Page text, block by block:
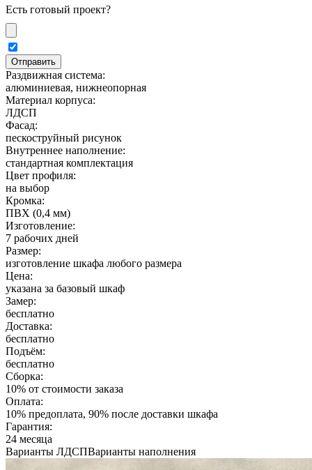
Есть готовый проект?
Раздвижная система:
алюминиевая, нижнеопорная
Материал корпуса:
ЛДСП
Фасад:
пескоструйный рисунок
Внутреннее наполнение:
стандартная комплектация
Цвет профиля:
на выбор
Кромка:
ПВХ (0,4 мм)
Изготовление:
7 рабочих дней
Размер:
изготовление шкафа любого размера
Цена:
указана за базовый шкаф
Замер:
бесплатно
Доставка:
бесплатно
Подъём:
бесплатно
Сборка:
10% от стоимости заказа
Оплата:
10% предоплата, 90% после доставки шкафа
Гарантия:
24 месяца
Варианты ЛДСПВарианты наполнения